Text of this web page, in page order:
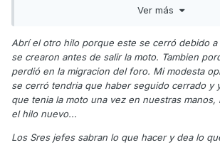
ejemplo, si el cuadro no se viese
sol, si me da cuando estoy sobrepasando
como si son unos segundos, pero si se ve
mal, pues ya es un fallo perdonable, la
fallos si sería algo preocupante pero por
nada, todas las motos tienen algún fallo si
Ver más
Abrí el otro hilo porque este se cerró debido a
se crearon antes de salir la moto. Tambien
perdió en la migracion del foro. Mi modesta
se cerró tendria que haber seguido cerrado y
que tenia la moto una vez en nuestras
el hilo nuevo...
Los Sres jefes sabran lo que hacer y dea lo